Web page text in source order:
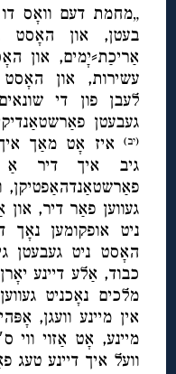
„מחמת דעם וואָס
בעטן, און האָסט
אַריכַת⸗יָמים, און
עשירות, און
לעבן פון די
געבעטן
(יב)
איז אָט מאַך איך
גיב איך דיר
פאַרשטאַנדהאַפטיקן,
געווען פאַר דיר, און
ניט אופקומען
האָסט ניט געבעטן
כבוד, אַלע דיינע
מלכים נאָכניט
אין מיינע וועגן,
מיינע, אָט אַזוי ווי
וועל איך דיינע טעג